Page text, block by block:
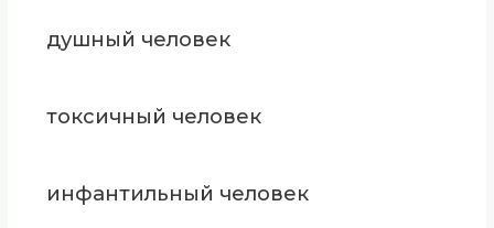
душный человек
токсичный человек
инфантильный человек